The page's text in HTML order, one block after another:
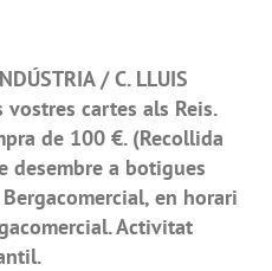
/ C. LLUIS
vostres cartes als Reis.
de 100 €. (Recollida
desembre a botigues
en horari
Activitat